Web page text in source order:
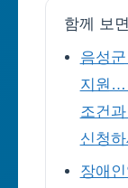
함께 보
음성
지원…
조건
신청
장애